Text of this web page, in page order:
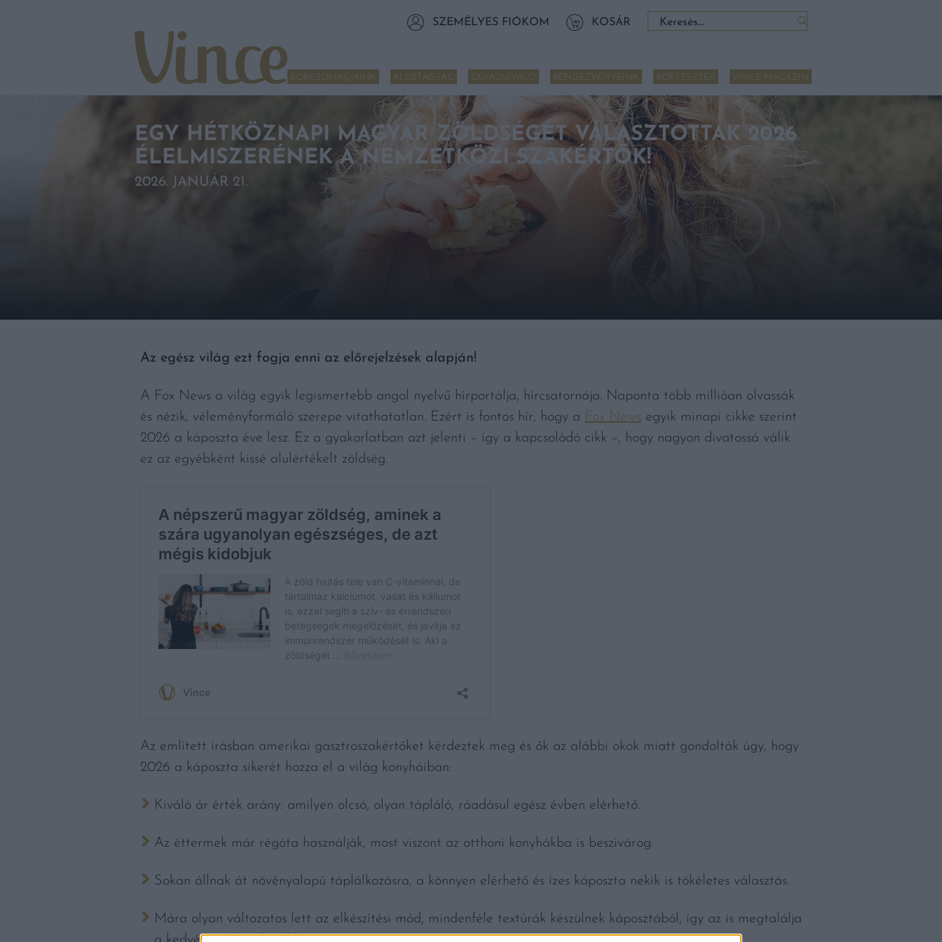
SZEMÉLYES FIÓKOM KOSÁR Keresés:
BORCSOMAGJAINK KLUBTAGSÁG OLVASNIVALÓ RENDEZVÉNYEINK BORTESZTEK VINCE MAGAZIN
EGY HÉTKÖZNAPI MAGYAR ZÖLDSÉGET VÁLASZTOTTAK 2026
ÉLELMISZERÉNEK A NEMZETKÖZI SZAKÉRTŐK!
2026. JANUÁR 21.
Az egész világ ezt fogja enni az előrejelzések alapján!
A Fox News a világ egyik legismertebb angol nyelvű hírportálja, hírcsatornája. Naponta több millióan olvassák
és nézik, véleményformáló szerepe vitathatatlan. Ezért is fontos hír, hogy a Fox News egyik minapi cikke szerint
2026 a káposzta éve lesz. Ez a gyakorlatban azt jelenti – így a kapcsolódó cikk –, hogy nagyon divatossá válik
ez az egyébként kissé alulértékelt zöldség.
Az említett írásban amerikai gasztroszakértőket kérdeztek meg és ők az alábbi okok miatt gondolták úgy, hogy
2026 a káposzta sikerét hozza el a világ konyháiban:
Kiváló ár érték arány: amilyen olcsó, olyan tápláló, ráadásul egész évben elérhető.
Az éttermek már régóta használják, most viszont az otthoni konyhákba is beszivárog.
Sokan állnak át növényalapú táplálkozásra, a könnyen elérhető és ízes káposzta nekik is tökéletes választás.
Mára olyan változatos lett az elkészítési mód, mindenféle textúrák készülnek káposztából, így az is megtalálja